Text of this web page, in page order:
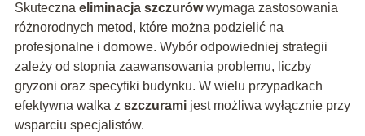
Skuteczna eliminacja szczurówwymaga zastosowania
różnorodnych metod, które można podzielić na
profesjonalne i domowe. Wybór odpowiedniej strategii
zależy od stopnia zaawansowania problemu, liczby
gryzoni oraz specyfiki budynku. W wielu przypadkach
efektywna walka z szczuramijest możliwa wyłącznie przy
wsparciu specjalistów.